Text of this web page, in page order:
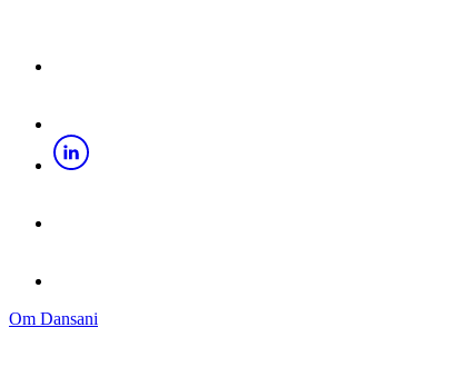
Om Dansani